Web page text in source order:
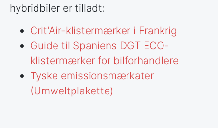
hybridbiler er tilladt:
Crit'Air-klistermærker i Frankrig
Guide til Spaniens DGT ECO-
klistermærker for bilforhandlere
Tyske emissionsmærkater
(Umweltplakette)